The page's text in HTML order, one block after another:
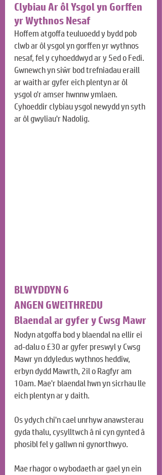
Clybiau Ar ôl Ysgol yn Gorffen
yr Wythnos Nesaf
Hoffem atgoffa teuluoedd y bydd pob
clwb ar ôl ysgol yn gorffen yr wythnos
nesaf, fel y cyhoeddwyd ar y 5ed o Fedi.
Gwnewch yn siŵr bod trefniadau eraill
ar waith ar gyfer eich plentyn ar ôl
ysgol o'r amser hwnnw ymlaen.
Cyhoeddir clybiau ysgol newydd yn syth
ar ôl gwyliau'r Nadolig.
BLWYDDYN 6
ANGEN GWEITHREDU
Blaendal ar gyfer y Cwsg Mawr
Nodyn atgoffa bod y blaendal na ellir ei
ad-dalu o £30 ar gyfer preswyl y Cwsg
Mawr yn ddyledus wythnos heddiw,
erbyn dydd Mawrth, 2il o Ragfyr am
10am. Mae'r blaendal hwn yn sicrhau lle
eich plentyn ar y daith.
Os ydych chi'n cael unrhyw anawsterau
gyda thalu, cysylltwch â ni cyn gynted â
phosibl fel y gallwn ni gynorthwyo.
Mae rhagor o wybodaeth ar gael yn ein